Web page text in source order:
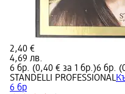
2,40 €
4,69 лв.
6 бр. (0,40 € за 1 бр.)6 бр.
STANDELLI PROFESSIONAL
6 бр